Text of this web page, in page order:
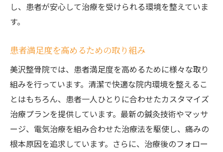
し、患者が安心して治療を受けられる環境を整えていま
す。
患者満足度を高めるための取り組み
美沢整骨院では、患者満足度を高めるために様々な取り
組みを行っています。清潔で快適な院内環境を整えるこ
とはもちろん、患者一人ひとりに合わせたカスタマイズ
治療プランを提供しています。最新の鍼灸技術やマッサ
ージ、電気治療を組み合わせた治療法を駆使し、痛みの
根本原因を追求しています。さらに、治療後のフォロー